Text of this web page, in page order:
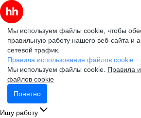
Мы используем файлы cookie, чтобы
правильную работу нашего веб-сайта и
сетевой трафик.
Правила использования файлов cookie
Мы используем файлы cookie. Правила
файлов cookie
Понятно
Ищу работу